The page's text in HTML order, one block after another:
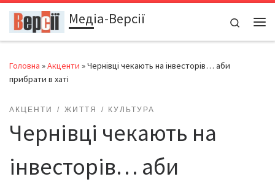
Перейти до вмістуМедіа-Версії
Search
Головна »Акценти »Чернівці чекають на інвесторів… аби
прибрати в хаті
АКЦЕНТИ ЖИТТЯ КУЛЬТУРА
Чернівці чекають на
інвесторів… аби